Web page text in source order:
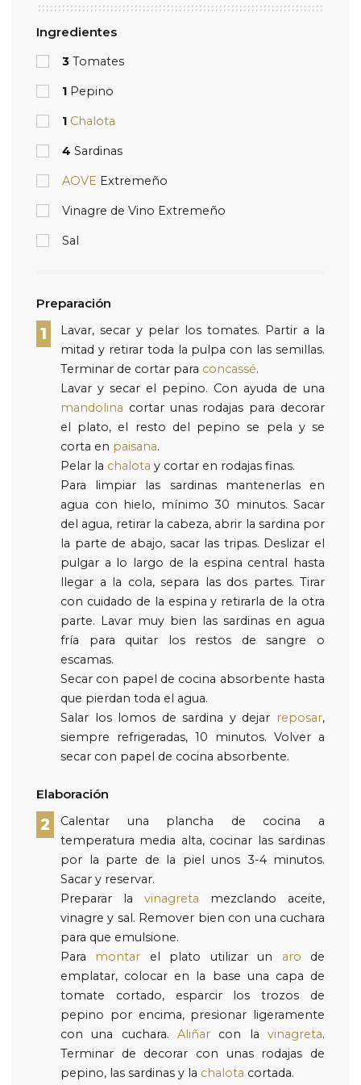
Ingredientes
3 Tomates
1 Pepino
1 Chalota
4 Sardinas
AOVE Extremeño
Vinagre de Vino Extremeño
Sal
Preparación
1
Lavar, secar y pelar los tomates. Partir a la
mitad y retirar toda la pulpa con las semillas.
Terminar de cortar para concassé.
Lavar y secar el pepino. Con ayuda de una
mandolina cortar unas rodajas para decorar
el plato, el resto del pepino se pela y se
corta en paisana.
Pelar la chalota y cortar en rodajas finas.
Para limpiar las sardinas mantenerlas en
agua con hielo, mínimo 30 minutos. Sacar
del agua, retirar la cabeza, abrir la sardina por
la parte de abajo, sacar las tripas. Deslizar el
pulgar a lo largo de la espina central hasta
llegar a la cola, separa las dos partes. Tirar
con cuidado de la espina y retirarla de la otra
parte. Lavar muy bien las sardinas en agua
fría para quitar los restos de sangre o
escamas.
Secar con papel de cocina absorbente hasta
que pierdan toda el agua.
Salar los lomos de sardina y dejar reposar,
siempre refrigeradas, 10 minutos. Volver a
secar con papel de cocina absorbente.
Elaboración
2
Calentar una plancha de cocina a
temperatura media alta, cocinar las sardinas
por la parte de la piel unos 3-4 minutos.
Sacar y reservar.
Preparar la vinagreta mezclando aceite,
vinagre y sal. Remover bien con una cuchara
para que emulsione.
Para montar el plato utilizar un aro de
emplatar, colocar en la base una capa de
tomate cortado, esparcir los trozos de
pepino por encima, presionar ligeramente
con una cuchara. Aliñar con la vinagreta.
Terminar de decorar con unas rodajas de
pepino, las sardinas y la chalota cortada.